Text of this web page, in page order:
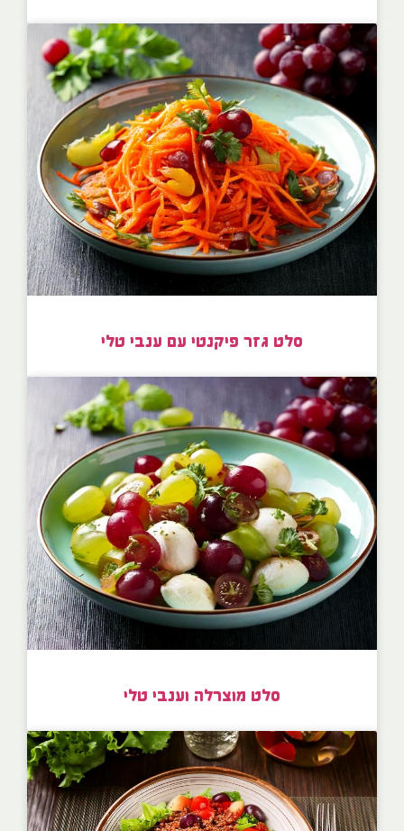
סלט גזר פיקנטי עם ענבי טלי
סלט מוצרלה וענבי טלי